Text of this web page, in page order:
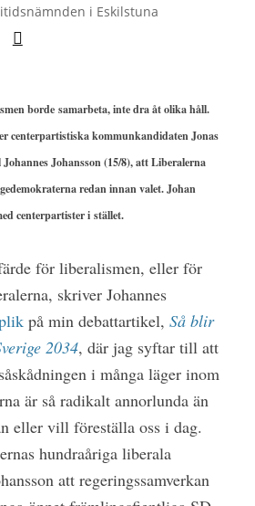
i Eskilstuna
borde samarbeta, inte dra åt olika håll.
centerpartistiska kommunkandidaten Jonas
Johansson (15/8), att Liberalerna
redan innan valet. Johan
centerpartister i stället.
för liberalismen, eller för
skriver Johannes
på min debattartikel, Så blir
2034, där jag syftar till att
i många läger inom
är så radikalt annorlunda än
eller vill föreställa oss i dag.
hundraåriga liberala
att regeringssamverkan